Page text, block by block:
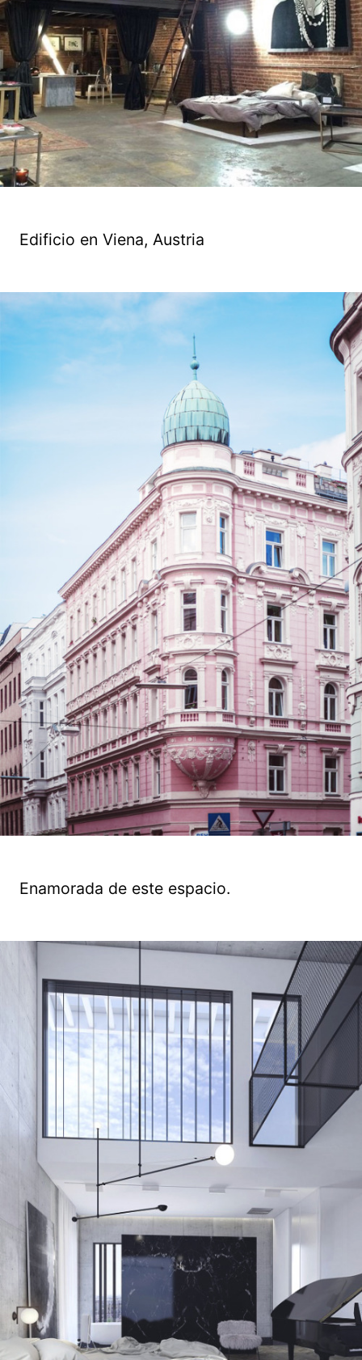
Edificio en Viena, Austria
Enamorada de este espacio.